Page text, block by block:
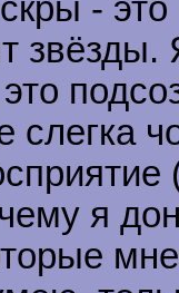
- это
звёзды.
слегка
я